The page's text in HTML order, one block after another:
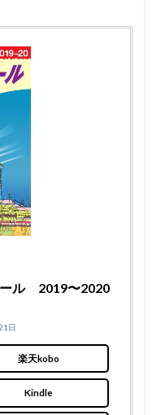
ル 2019〜2020
日
楽天kobo
Kindle